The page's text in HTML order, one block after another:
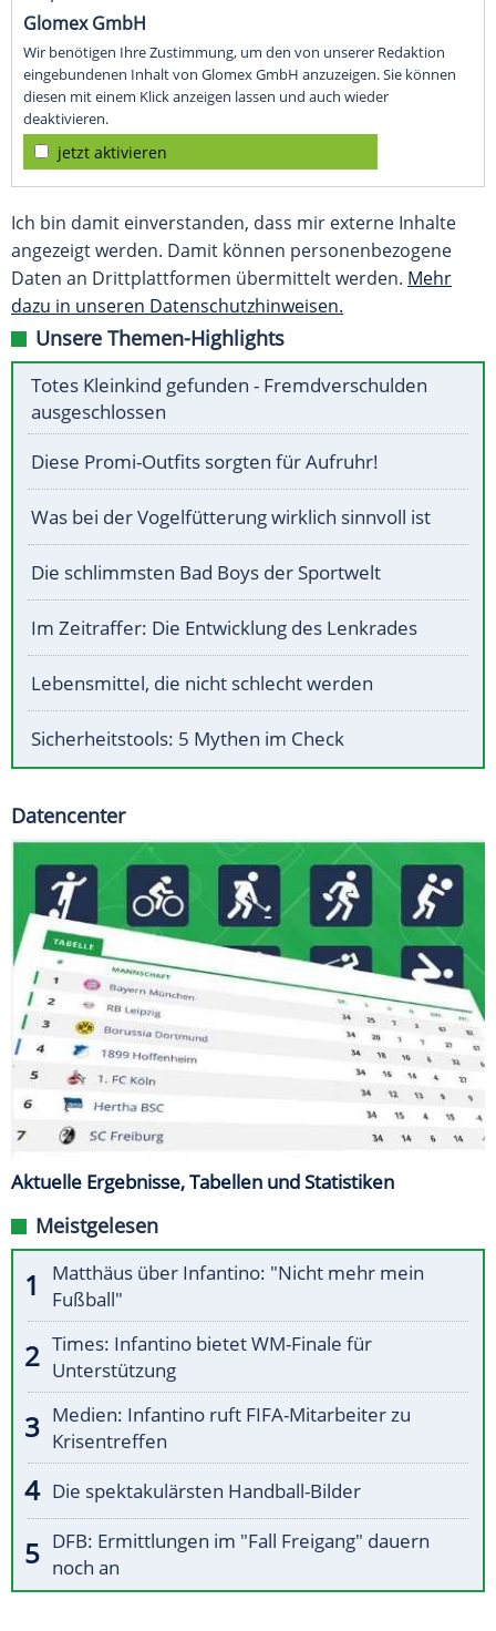
Glomex GmbH
Wir benötigen Ihre Zustimmung, um den von unserer Redaktion
eingebundenen Inhalt von Glomex GmbH anzuzeigen. Sie können
diesen mit einem Klick anzeigen lassen und auch wieder
deaktivieren.
jetzt aktivieren
Ich bin damit einverstanden, dass mir externe Inhalte
angezeigt werden. Damit können personenbezogene
Daten an Drittplattformen übermittelt werden. Mehr
dazu in unseren Datenschutzhinweisen.
Unsere Themen-Highlights
Totes Kleinkind gefunden - Fremdverschulden
ausgeschlossen
Diese Promi-Outfits sorgten für Aufruhr!
Was bei der Vogelfütterung wirklich sinnvoll ist
Die schlimmsten Bad Boys der Sportwelt
Im Zeitraffer: Die Entwicklung des Lenkrades
Lebensmittel, die nicht schlecht werden
Sicherheitstools: 5 Mythen im Check
Datencenter
Aktuelle Ergebnisse, Tabellen und Statistiken
Meistgelesen
Matthäus über Infantino: "Nicht mehr mein
Fußball"
Times: Infantino bietet WM-Finale für
Unterstützung
Medien: Infantino ruft FIFA-Mitarbeiter zu
Krisentreffen
Die spektakulärsten Handball-Bilder
DFB: Ermittlungen im "Fall Freigang" dauern
noch an